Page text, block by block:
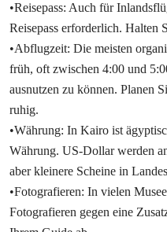
•Reisepass: Auch für
Reisepass erforderlich. Halten
•Abflugzeit: Die meisten
früh, oft zwischen 4:00 und
ausnutzen zu können. Planen
ruhig.
•Währung: In Kairo ist
Währung. US-Dollar werden
aber kleinere Scheine in
•Fotografieren: In vielen
Fotografieren gegen eine